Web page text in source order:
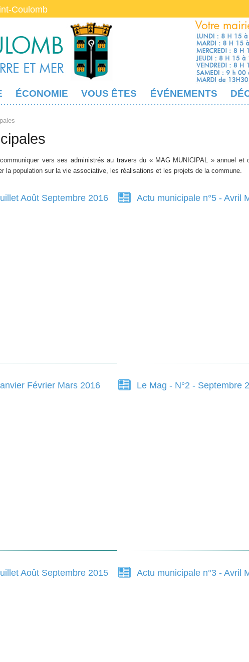
Coulomb
ÉCONOMIE VOUS ÊTES ÉVÉNEMENTS
vers ses administrés au travers du « MAG MUNICIPAL » annuel et
la population sur la vie associative, les réalisations et les projets de la commune.
Août Septembre 2016 Actu municipale n°5 - Avril
Février Mars 2016 Le Mag - N°2 - Septembre
Août Septembre 2015 Actu municipale n°3 - Avril